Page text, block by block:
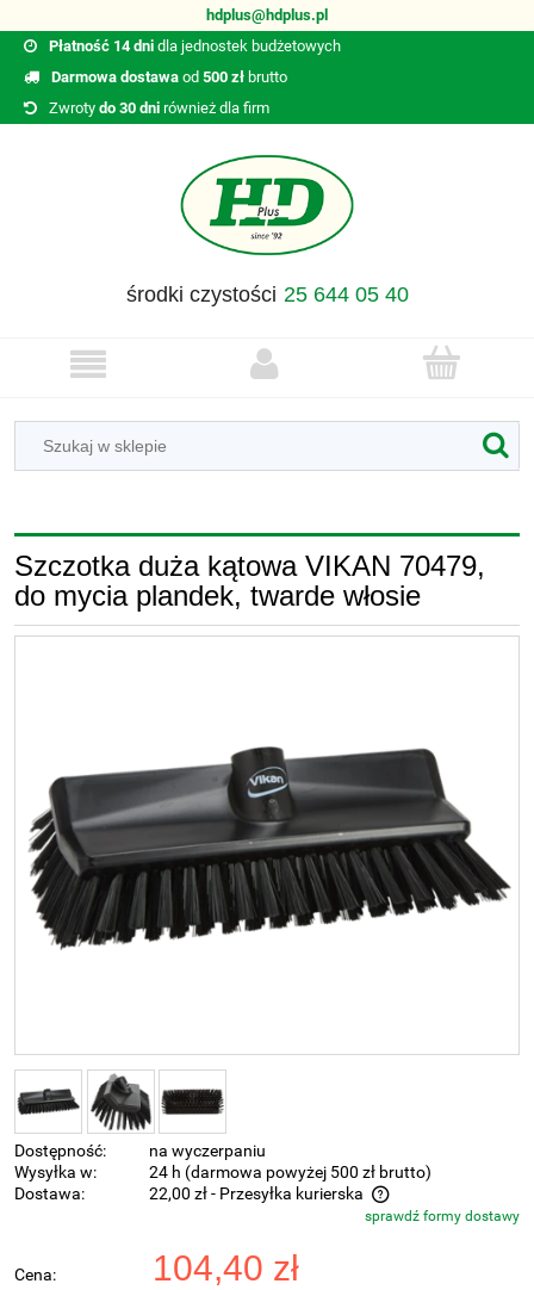
hdplus@hdplus.pl
Płatność 14 dni dla jednostek budżetowych
Darmowa dostawa od 500 zł brutto
Zwroty do 30 dni również dla firm
środki czystości 25 644 05 40
Szczotka duża kątowa VIKAN 70479,
do mycia plandek, twarde włosie
Dostępność:
na wyczerpaniu
Wysyłka w:
24 h (darmowa powyżej 500 zł brutto)
Dostawa:
22,00 zł- Przesyłka kurierska
Cena nie zawiera ewentualnych kosztów płatnościsprawdź formy dostawy
Cena: 104,40 zł